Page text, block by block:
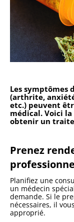
Les symptômes
(arthrite,
etc.) peuvent
médical. Voici
obtenir un
Prenez
Planifiez une
un médecin
demande. Si le
nécessaires, il
approprié.